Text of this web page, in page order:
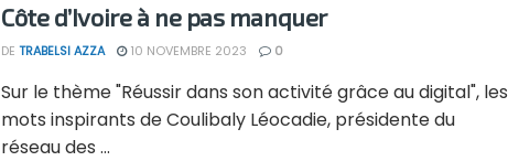
Côte d’Ivoire à ne pas manquer
DE TRABELSI AZZA 10 NOVEMBRE 2023 0
Sur le thème "Réussir dans son activité grâce au digital", les
mots inspirants de Coulibaly Léocadie, présidente du
réseau des ...